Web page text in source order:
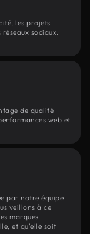
les projets
sociaux.
de qualité
web et
par notre équipe
veillons à ce
marques
et qu'elle soit